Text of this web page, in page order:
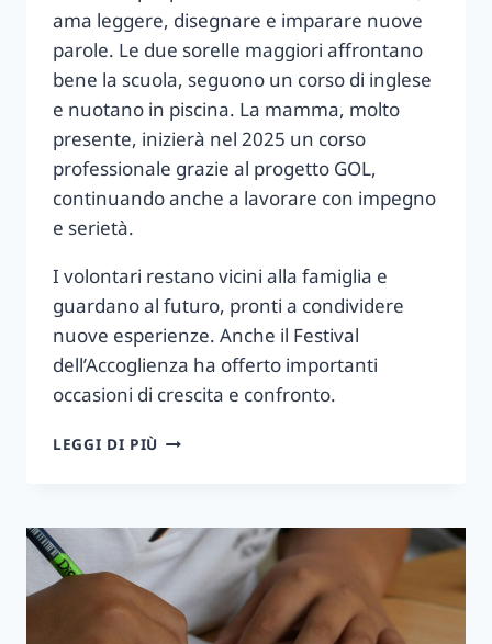
ama leggere, disegnare e imparare nuove
parole. Le due sorelle maggiori affrontano
bene la scuola, seguono un corso di inglese
e nuotano in piscina. La mamma, molto
presente, inizierà nel 2025 un corso
professionale grazie al progetto GOL,
continuando anche a lavorare con impegno
e serietà.
I volontari restano vicini alla famiglia e
guardano al futuro, pronti a condividere
nuove esperienze. Anche il Festival
dell’Accoglienza ha offerto importanti
occasioni di crescita e confronto.
LEGGI DI PIÙ CASA
17